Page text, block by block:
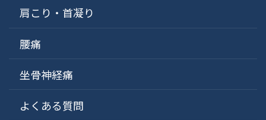
肩こり・首凝り
腰痛
坐骨神経痛
よくある質問